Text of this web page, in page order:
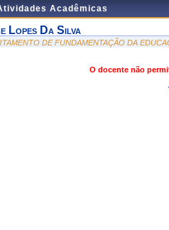
Acadêmicas
Lopes Da Silva
DE FUNDAMENTAÇÃO DA
O docente não